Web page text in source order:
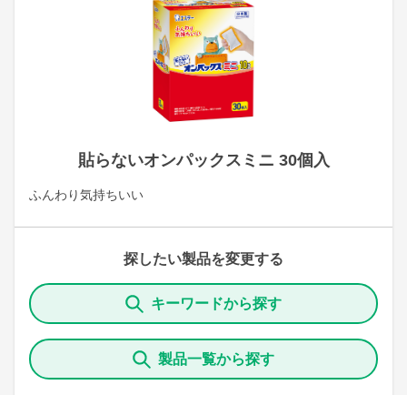
貼らないオンパックスミニ 30個入
ふんわり気持ちいい
探したい製品を変更する
キーワードから探す
製品一覧から探す